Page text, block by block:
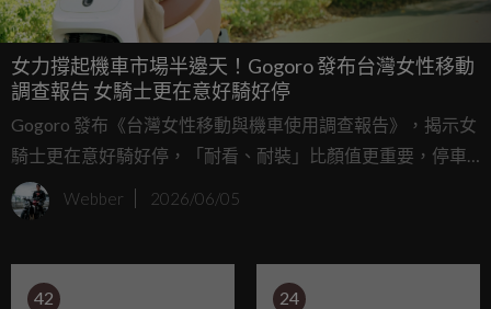
女力撐起機車市場半邊天！Gogoro 發布台灣女性移動
調查報告 女騎士更在意好騎好停
Gogoro 發布《台灣女性移動與機車使用調查報告》，揭示女
騎士更在意好騎好停，「耐看、耐裝」比顏值更重要，停車
痛點與保養省心是最大需求。
Webber 2026/06/05
42 24